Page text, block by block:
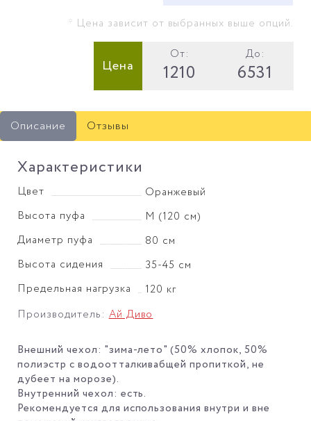
* Цена зависит от выбранных выше опций.
Цена
От:
1210
До:
6531
Описание Отзывы
Характеристики
Цвет
Оранжевый
Высота пуфа
М (120 см)
Диаметр пуфа
80 см
Высота сидения
35-45 см
Предельная нагрузка
120 кг
Производитель:Ай Диво
Внешний чехол: "зима-лето" (50% хлопок, 50%
полиэстр с водоотталкивабщей пропиткой, не
дубеет на морозе).
Внутренний чехол: есть.
Рекомендуется для использования внутри и вне